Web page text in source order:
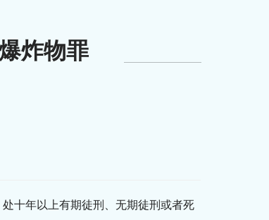
炸物罪
十年以上有期徒刑、无期徒刑或者死